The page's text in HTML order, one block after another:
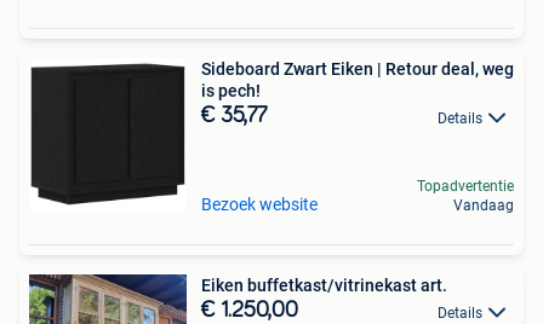
Sideboard Zwart Eiken | Retour deal, weg
is pech!
€ 35,77 Details
Bezoek website
Topadvertentie
Vandaag
Eiken buffetkast/vitrinekast art.
€ 1.250,00 Details